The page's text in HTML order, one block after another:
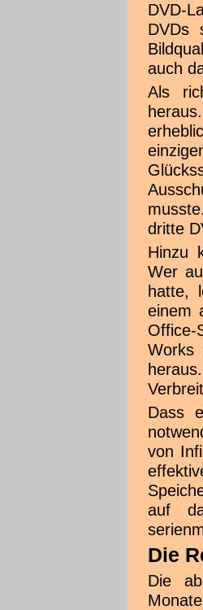
DVD-
DVDs
auch
Als
dritte
Hinzu
Wer
hatte,
einem
Office-
Works
Dass
von
auf
Die
Die